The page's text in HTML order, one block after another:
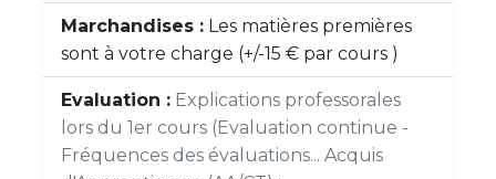
Marchandises : Les matières premières
sont à votre charge (+/-15 € par cours )
Evaluation : Explications professorales
lors du 1er cours (Evaluation continue -
Fréquences des évaluations... Acquis